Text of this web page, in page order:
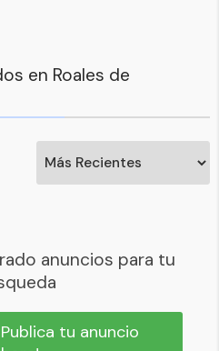
en Roales de
anuncios para tu
tu anuncio